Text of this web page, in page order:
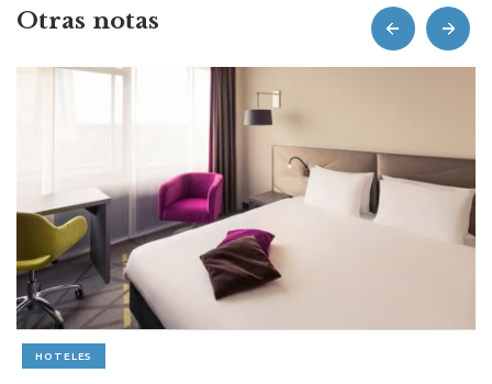
Otras notas
HOTELES
prev next